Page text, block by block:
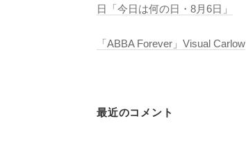
日「今日は何の日・8月6日」
「ABBA Forever」Visual Carlow
最近のコメント